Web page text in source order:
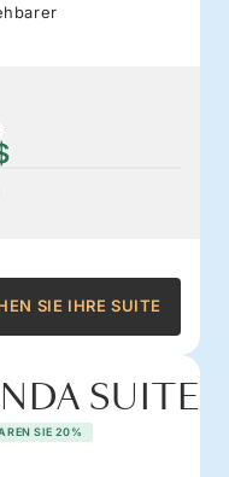
SIE IHRE SUITE
SUITE
SIE 20%